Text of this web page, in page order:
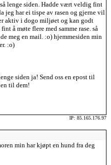
lenge siden. Hadde vært veldig fint
jeg har ei tispe av rasen og gjerne vil
aktiv i dogo miljøet og kan godt
å møte flere med samme rase. så
meg en mail. :o) hjemmesiden min
:o)
siden ja! Send oss en epost til
til dem!
IP: 85.165.176.97
min har kjøpt en hund fra deg